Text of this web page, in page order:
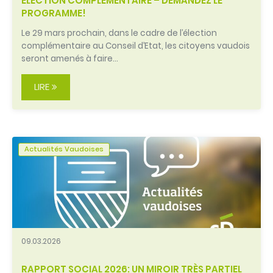
PROGRAMME!
Le 29 mars prochain, dans le cadre de l’élection
complémentaire au Conseil d’Etat, les citoyens vaudois
seront amenés à faire…
LIRE
Actualités Vaudoises
09.03.2026
RAPPORT SOCIAL 2026: UN MIROIR TRÈS PARTIEL